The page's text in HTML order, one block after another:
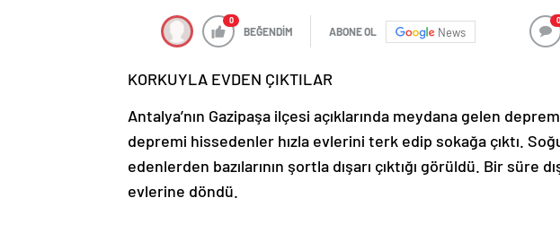
0
BEĞENDİM ABONE OL News
0
KORKUYLA EVDEN ÇIKTILAR
Antalya’nın Gazipaşa ilçesi açıklarında meydana gelen
depremi hissedenler hızla evlerini terk edip sokağa çıktı.
edenlerden bazılarının şortla dışarı çıktığı görüldü. Bir süre
evlerine döndü.